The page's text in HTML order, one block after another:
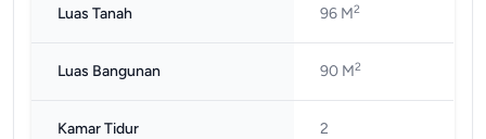
Luas Tanah 96 M2
Luas Bangunan 90 M2
Kamar Tidur 2